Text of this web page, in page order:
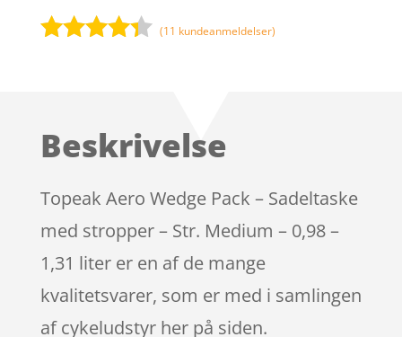
på
mmelser
(11 kundeanmeldelser)
Beskrivelse
Topeak Aero Wedge Pack – Sadeltaske
med stropper – Str. Medium – 0,98 –
1,31 liter er en af de mange
kvalitetsvarer, som er med i samlingen
af cykeludstyr her på siden.